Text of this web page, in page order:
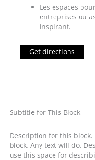
Les espaces
entreprises ou
inspirant.
Get directions
Subtitle for This Block
Description for this
block. Any text will do.
use this space for